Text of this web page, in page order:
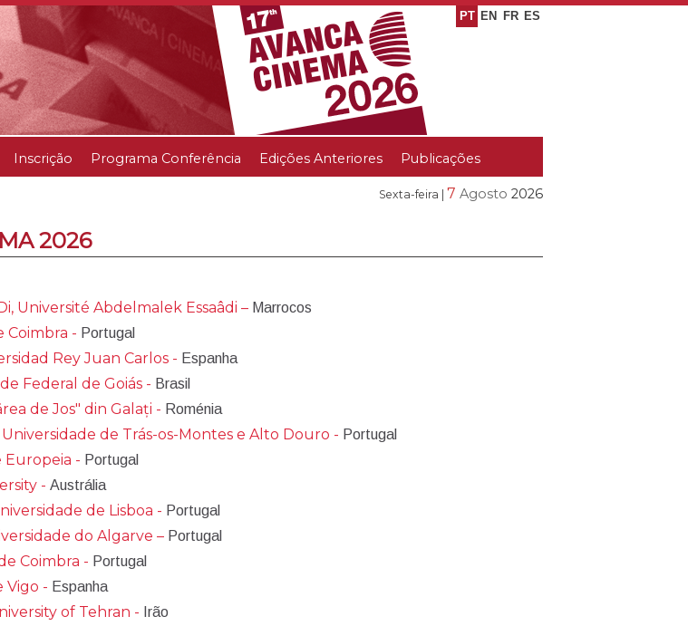
PT EN FR ES
Inscrição Programa Conferência Edições Anteriores Publicações
Sexta-feira | 7 Agosto 2026
2026
Université Abdelmalek Essaâdi – Marrocos
Coimbra - Portugal
Rey Juan Carlos - Espanha
Federal de Goiás - Brasil
de Jos" din Galați - Roménia
Universidade de Trás-os-Montes e Alto Douro - Portugal
Europeia - Portugal
- Austrália
de Lisboa - Portugal
do Algarve – Portugal
Coimbra - Portugal
Vigo - Espanha
of Tehran - Irão